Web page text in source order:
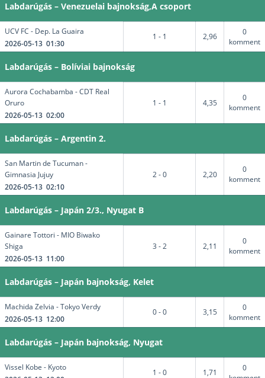
Labdarúgás – Venezuelai bajnokság,A csoport
UCV FC - Dep. La Guaira
2026-05-13 01:30
1 - 1 2,96
0
komment
Labdarúgás – Bolíviai bajnokság
Aurora Cochabamba - CDT Real
Oruro
2026-05-13 02:00
1 - 1 4,35
0
komment
Labdarúgás – Argentin 2.
San Martin de Tucuman -
Gimnasia Jujuy
2026-05-13 02:10
2 - 0 2,20
0
komment
Labdarúgás – Japán 2/3., Nyugat B
Gainare Tottori - MIO Biwako
Shiga
2026-05-13 11:00
3 - 2 2,11
0
komment
Labdarúgás – Japán bajnokság, Kelet
Machida Zelvia - Tokyo Verdy
2026-05-13 12:00
0 - 0 3,15
0
komment
Labdarúgás – Japán bajnokság, Nyugat
Vissel Kobe - Kyoto
1 - 0 1,71
0